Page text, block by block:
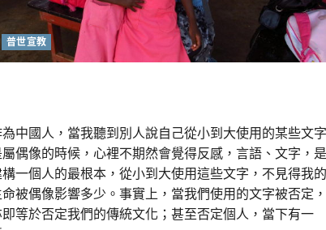
普世宣教
中國人，當我聽到別人說自己從小到大使用的某些文
屬偶像的時候，心裡不期然會覺得反感，言語、文字，
構一個人的最根本，從小到大使用這些文字，不見得我
命被偶像影響多少。事實上，當我們使用的文字被否定
即等於否定我們的傳統文化；甚至否定個人，當下有一